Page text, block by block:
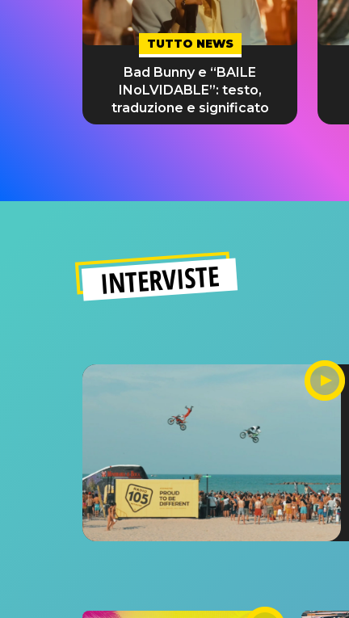
TUTTO NEWS
Bad Bunny e “BAILE
INoLVIDABLE”: testo,
traduzione e significato
INTERVISTE